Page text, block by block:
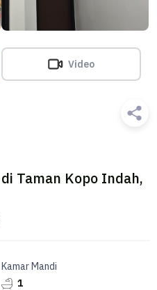
Video
Taman Kopo Indah,
Kamar Mandi
1